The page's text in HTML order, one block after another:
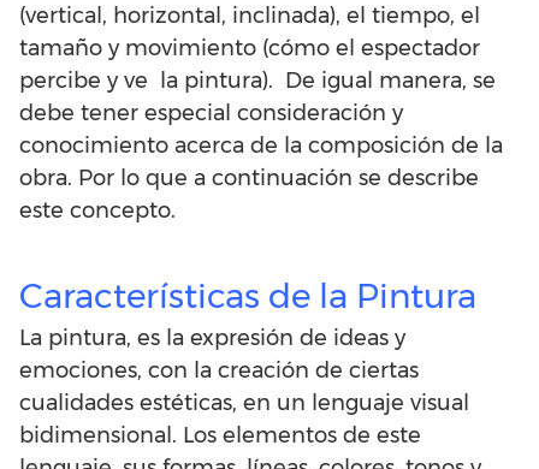
(vertical, horizontal, inclinada), el tiempo, el
tamaño y movimiento (cómo el espectador
percibe y ve la pintura). De igual manera, se
debe tener especial consideración y
conocimiento acerca de la composición de la
obra. Por lo que a continuación se describe
este concepto.
Características de la Pintura
La pintura, es la expresión de ideas y
emociones, con la creación de ciertas
cualidades estéticas, en un lenguaje visual
bidimensional. Los elementos de este